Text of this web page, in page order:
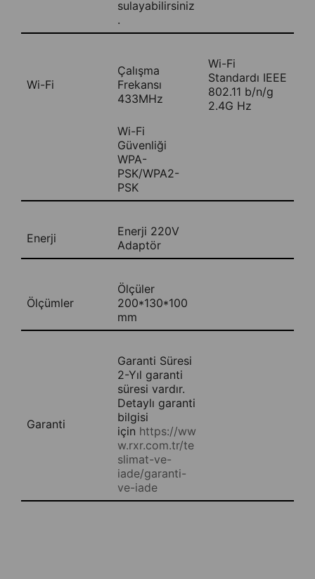
sulayabilirsiniz
.
Wi-Fi
Çalışma
Frekansı
433MHz
Wi-Fi
Standardı IEEE
802.11 b/n/g
2.4G Hz
Wi-Fi
Güvenliği
WPA-
PSK/WPA2-
PSK
Enerji
Enerji 220V
Adaptör
Ölçümler
Ölçüler
200*130*100
mm
Garanti
Garanti Süresi
2-Yıl garanti
süresi vardır.
Detaylı garanti
bilgisi
için https://ww
w.rxr.com.tr/te
slimat-ve-
iade/garanti-
ve-iade